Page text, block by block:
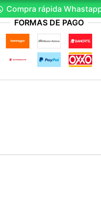
Compra rápida
FORMAS DE PAGO